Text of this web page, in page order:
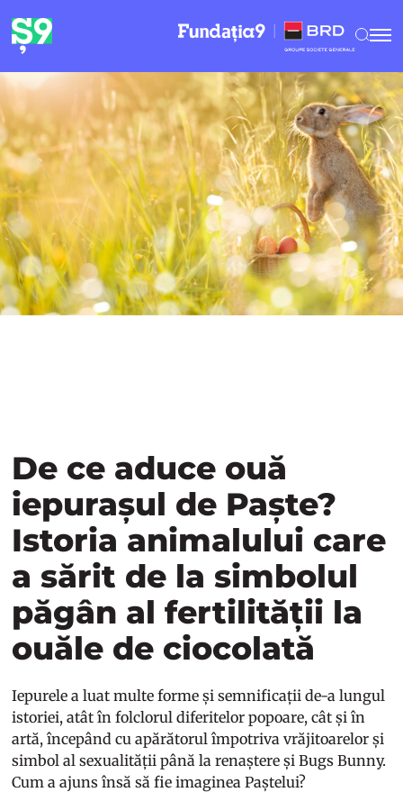
De ce aduce ouă
iepurașul de Paște?
Istoria animalului care
a sărit de la simbolul
păgân al fertilității la
ouăle de ciocolată
Iepurele a luat multe forme și semnificații de-a lungul
istoriei, atât în folclorul diferitelor popoare, cât și în
artă, începând cu apărătorul împotriva vrăjitoarelor și
simbol al sexualității până la renaștere și Bugs Bunny.
Cum a ajuns însă să fie imaginea Paștelui?